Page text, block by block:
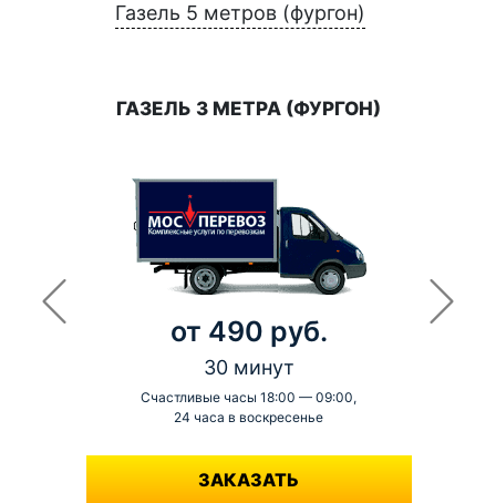
Газель 5 метров (фургон)
ГАЗЕЛЬ 3 МЕТРА (ФУРГОН)
от 490 руб.
30 минут
Счастливые часы 18:00 — 09:00,
24 часа в воскресенье
-
ЗАКАЗАТЬ